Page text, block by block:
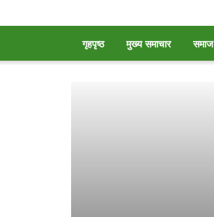
गृहपृष्ठ मुख्य समाचार समाज